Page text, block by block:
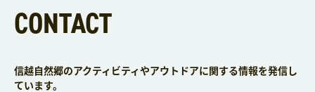
CONTACT
信越自然郷のアクティビティやアウトドアに関する情報を発信し
ています。